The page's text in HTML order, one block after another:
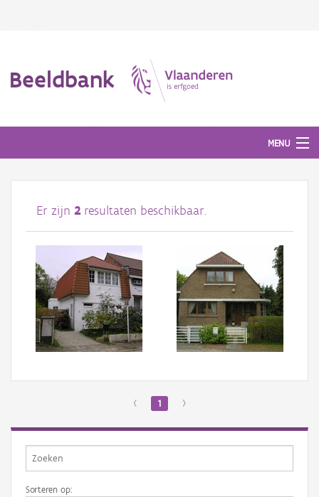
Beeldbank
MENU
Afbeeldingen
#BeeldIndeKijker
Hergebruik
Over ons
Aanmelden
Er zijn 2 resultaten beschikbaar.
‹ 1 ›
Sorteren op: